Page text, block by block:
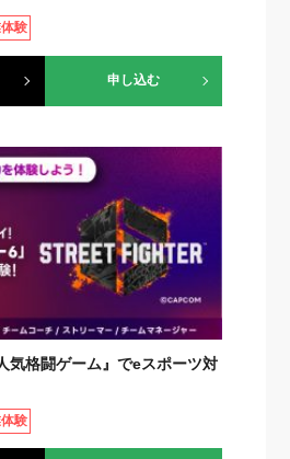
験
申し込む
気格闘ゲーム』でeスポーツ対
験